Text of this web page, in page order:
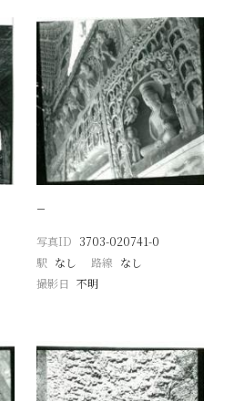
−
写真ID 3703-020741-0
駅 なし 路線 なし
撮影日 不明